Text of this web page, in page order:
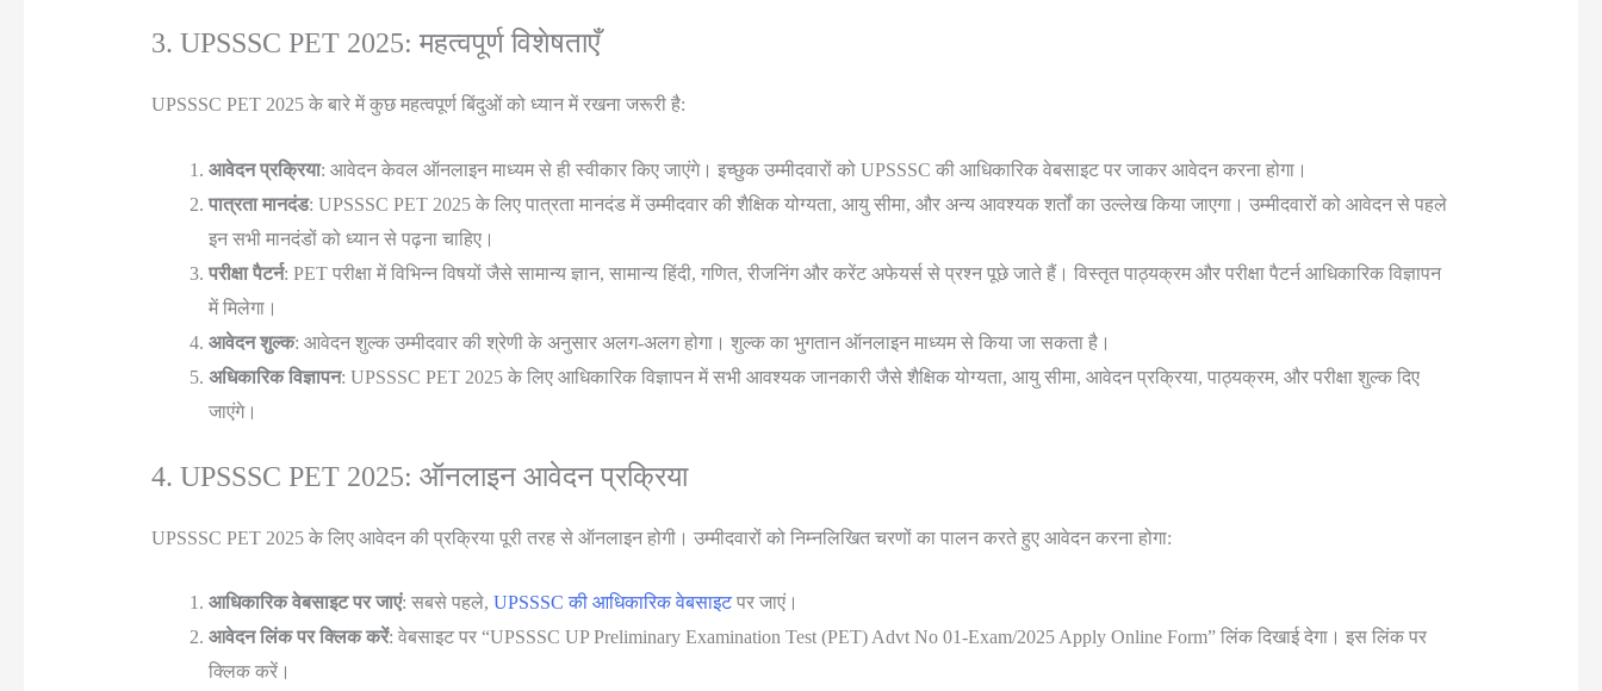
3. UPSSSC PET 2025: महत्वपूर्ण विशेषताएँ
UPSSSC PET 2025 के बारे में कुछ महत्वपूर्ण बिंदुओं को ध्यान में रखना जरूरी है:
आवेदन प्रक्रिया: आवेदन केवल ऑनलाइन माध्यम से ही स्वीकार किए जाएंगे। इच्छुक उम्मीदवारों को UPSSSC की आधिकारिक वेबसाइट पर जाकर आवेदन करना होगा।
पात्रता मानदंड: UPSSSC PET 2025 के लिए पात्रता मानदंड में उम्मीदवार की शैक्षिक योग्यता, आयु सीमा, और अन्य आवश्यक शर्तों का उल्लेख किया जाएगा। उम्मीदवारों को आवेदन से पहले
इन सभी मानदंडों को ध्यान से पढ़ना चाहिए।
परीक्षा पैटर्न: PET परीक्षा में विभिन्न विषयों जैसे सामान्य ज्ञान, सामान्य हिंदी, गणित, रीजनिंग और करेंट अफेयर्स से प्रश्न पूछे जाते हैं। विस्तृत पाठ्यक्रम और परीक्षा पैटर्न आधिकारिक विज्ञापन
में मिलेगा।
आवेदन शुल्क: आवेदन शुल्क उम्मीदवार की श्रेणी के अनुसार अलग-अलग होगा। शुल्क का भुगतान ऑनलाइन माध्यम से किया जा सकता है।
अधिकारिक विज्ञापन: UPSSSC PET 2025 के लिए आधिकारिक विज्ञापन में सभी आवश्यक जानकारी जैसे शैक्षिक योग्यता, आयु सीमा, आवेदन प्रक्रिया, पाठ्यक्रम, और परीक्षा शुल्क दिए
जाएंगे।
4. UPSSSC PET 2025: ऑनलाइन आवेदन प्रक्रिया
UPSSSC PET 2025 के लिए आवेदन की प्रक्रिया पूरी तरह से ऑनलाइन होगी। उम्मीदवारों को निम्नलिखित चरणों का पालन करते हुए आवेदन करना होगा:
आधिकारिक वेबसाइट पर जाएं: सबसे पहले, UPSSSC की आधिकारिक वेबसाइटपर जाएं।
आवेदन लिंक पर क्लिक करें: वेबसाइट पर “UPSSSC UP Preliminary Examination Test (PET) Advt No 01-Exam/2025 Apply Online Form” लिंक दिखाई देगा। इस लिंक पर
क्लिक करें।